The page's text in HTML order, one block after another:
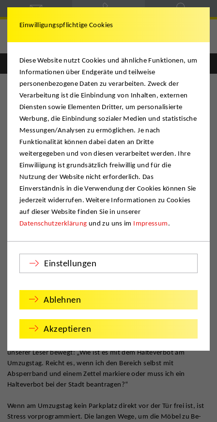
Halteverbot am Umzugstag beantragen
Martin K. hat uns eine interessante Frage gestellt, die viele
unserer Leser bewegt: „Wie ist es mit dem Halteverbot am
Umzugstag. Reicht es, wenn ich den Bereich selbst mit
Absperrband und einem Zettel markiere oder muss ich ein
Halteverbot bei der Stadt beantragen?“
Wenn am Umzugstag kein Parkplatz direkt vor der Tür frei ist, ist
Stress vorprogrammiert. Die langen Wege, um die Möbel zu Be-
Einwilligungspflichtige Cookies
Diese Website nutzt Cookies und ähnliche Funktionen, um
Informationen über Endgeräte und teilweise
personenbezogene Daten zu verarbeiten. Zweck der
Verarbeitung ist die Einbindung von Inhalten, externen
Diensten sowie Elementen Dritter, um personalisierte
Werbung, die Einbindung sozialer Medien und statistische
Messungen/Analysen zu ermöglichen. Je nach
Funktionalität können dabei daten an Dritte
weitergegeben und von diesen verarbeitet werden. Ihre
Einwiliigung ist grundsätzlich freiwillig und für die
Nutzung der Website nicht erforderlich. Das
Einverständnis in die Verwendung der Cookies können Sie
jederzeit widerrufen. Weitere Informationen zu Cookies
auf dieser Website finden Sie in unserer
Datenschutzerklärung und zu uns im Impressum.
Einstellungen
Ablehnen
Akzeptieren